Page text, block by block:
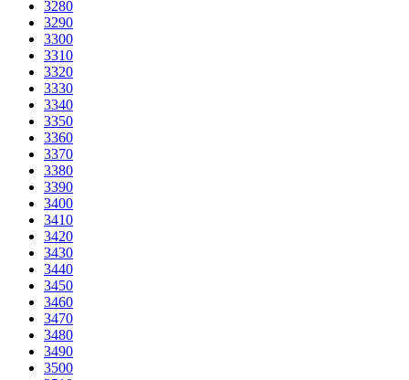
3280
3290
3300
3310
3320
3330
3340
3350
3360
3370
3380
3390
3400
3410
3420
3430
3440
3450
3460
3470
3480
3490
3500